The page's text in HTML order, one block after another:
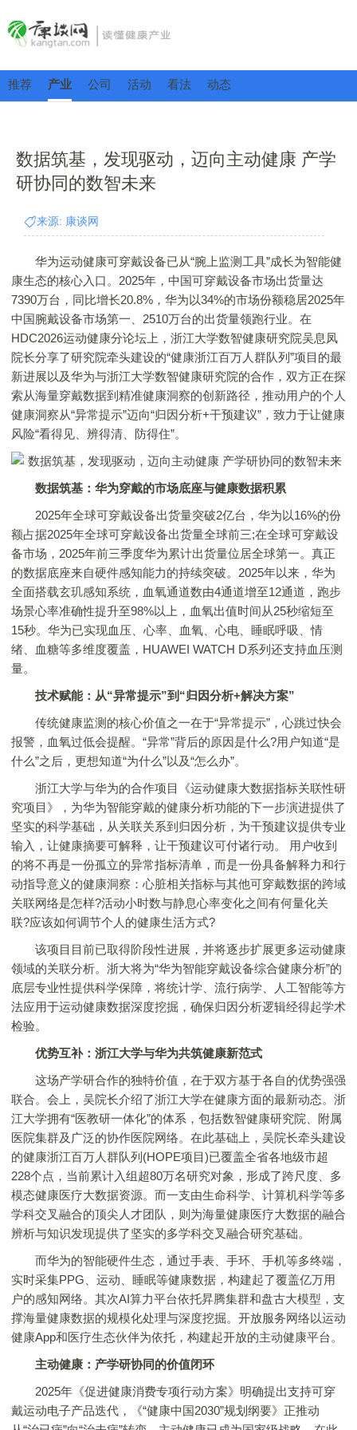
推荐 产业 公司 活动 看法 动态
数据筑基，发现驱动，迈向主动健康 产学
研协同的数智未来
来源: 康谈网
华为运动健康可穿戴设备已从“腕上监测工具”成长为智能健
康生态的核心入口。2025年，中国可穿戴设备市场出货量达
7390万台，同比增长20.8%，华为以34%的市场份额稳居2025年
中国腕戴设备市场第一、2510万台的出货量领跑行业。在
HDC2026运动健康分论坛上，浙江大学数智健康研究院吴息凤
院长分享了研究院牵头建设的“健康浙江百万人群队列”项目的最
新进展以及华为与浙江大学数智健康研究院的合作，双方正在探
索从海量穿戴数据到精准健康洞察的创新路径，推动用户的个人
健康洞察从“异常提示”迈向“归因分析+干预建议”，致力于让健康
风险“看得见、辨得清、防得住”。
数据筑基：华为穿戴的市场底座与健康数据积累
2025年全球可穿戴设备出货量突破2亿台，华为以16%的份
额占据2025年全球可穿戴设备出货量全球前三;在全球可穿戴设
备市场，2025年前三季度华为累计出货量位居全球第一。真正
的数据底座来自硬件感知能力的持续突破。2025年以来，华为
全面搭载玄玑感知系统，血氧通道数由4通道增至12通道，跑步
场景心率准确性提升至98%以上，血氧出值时间从25秒缩短至
15秒。华为已实现血压、心率、血氧、心电、睡眠呼吸、情
绪、血糖等多维度覆盖，HUAWEI WATCH D系列还支持血压测
量。
技术赋能：从“异常提示”到“归因分析+解决方案”
传统健康监测的核心价值之一在于“异常提示”，心跳过快会
报警，血氧过低会提醒。“异常”背后的原因是什么?用户知道“是
什么”之后，更想知道“为什么”以及“怎么办”。
浙江大学与华为的合作项目《运动健康大数据指标关联性研
究项目》，为华为智能穿戴的健康分析功能的下一步演进提供了
坚实的科学基础，从关联关系到归因分析，为干预建议提供专业
输入，让健康摘要可解释，让干预建议可付诸行动。 用户收到
的将不再是一份孤立的异常指标清单，而是一份具备解释力和行
动指导意义的健康洞察：心脏相关指标与其他可穿戴数据的跨域
关联网络是怎样?活动小时数与静息心率变化之间有何量化关
联?应该如何调节个人的健康生活方式?
该项目目前已取得阶段性进展，并将逐步扩展更多运动健康
领域的关联分析。浙大将为“华为智能穿戴设备综合健康分析”的
底层专业性提供科学保障，将统计学、流行病学、人工智能等方
法应用于运动健康数据深度挖掘，确保归因分析逻辑经得起学术
检验。
优势互补：浙江大学与华为共筑健康新范式
这场产学研合作的独特价值，在于双方基于各自的优势强强
联合。会上，吴院长介绍了浙江大学在健康方面的最新动态。浙
江大学拥有“医教研一体化”的体系，包括数智健康研究院、附属
医院集群及广泛的协作医院网络。在此基础上，吴院长牵头建设
的健康浙江百万人群队列(HOPE项目)已覆盖全省各地级市超
228个点，当前累计入组超80万名研究对象，形成了跨尺度、多
模态健康医疗大数据资源。而一支由生命科学、计算机科学等多
学科交叉融合的顶尖人才团队，则为海量健康医疗大数据的融合
辨析与知识发现提供了坚实的多学科交叉融合研究基础。
而华为的智能硬件生态，通过手表、手环、手机等多终端，
实时采集PPG、运动、睡眠等健康数据，构建起了覆盖亿万用
户的感知网络。其次AI算力平台依托昇腾集群和盘古大模型，支
撑海量健康数据的规模化处理与深度挖掘。开放服务网络以运动
健康App和医疗生态伙伴为依托，构建起开放的主动健康平台。
主动健康：产学研协同的价值闭环
2025年《促进健康消费专项行动方案》明确提出支持可穿
戴运动电子产品迭代，《“健康中国2030”规划纲要》正推动